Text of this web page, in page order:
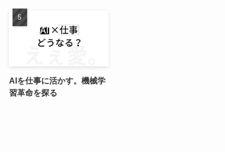
AIを仕事に活かす。機械学
習革命を探る